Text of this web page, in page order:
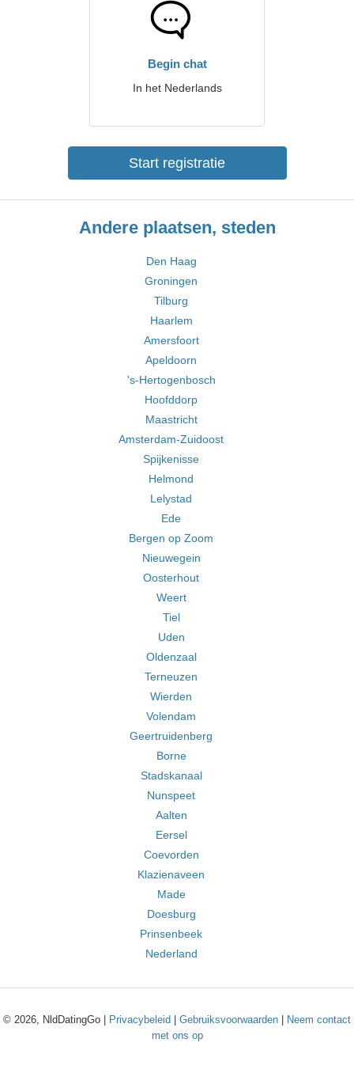
Begin chat
In het Nederlands
Start registratie
Andere plaatsen, steden
Den Haag
Groningen
Tilburg
Haarlem
Amersfoort
Apeldoorn
's-Hertogenbosch
Hoofddorp
Maastricht
Amsterdam-Zuidoost
Spijkenisse
Helmond
Lelystad
Ede
Bergen op Zoom
Nieuwegein
Oosterhout
Weert
Tiel
Uden
Oldenzaal
Terneuzen
Wierden
Volendam
Geertruidenberg
Borne
Stadskanaal
Nunspeet
Aalten
Eersel
Coevorden
Klazienaveen
Made
Doesburg
Prinsenbeek
Nederland
© 2026, NldDatingGo | Privacybeleid Gebruiksvoorwaarden
Neem contact
met ons op